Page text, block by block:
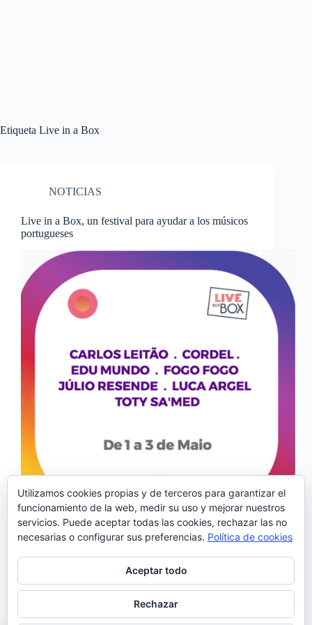
Etiqueta Live in a Box
NOTICIAS
Live in a Box, un festival para ayudar a los músicos
portugueses
La primera edición del festival Live in a Box tendrá
lugar del 1 al 3 de mayo. La dinámica del festival
mantiene el libre acceso del público a los conciertos
con la posibilidad de remuneración de los mismos.
Tras el…
Noemí Sánchez
24/04/2020
Utilizamos cookies propias y de terceros para garantizar el
funcionamiento de la web, medir su uso y mejorar nuestros
servicios. Puede aceptar todas las cookies, rechazar las no
necesarias o configurar sus preferencias. Política de cookies
Aceptar todo
Rechazar